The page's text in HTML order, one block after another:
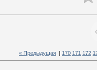
« Предыдущая 170 171 172